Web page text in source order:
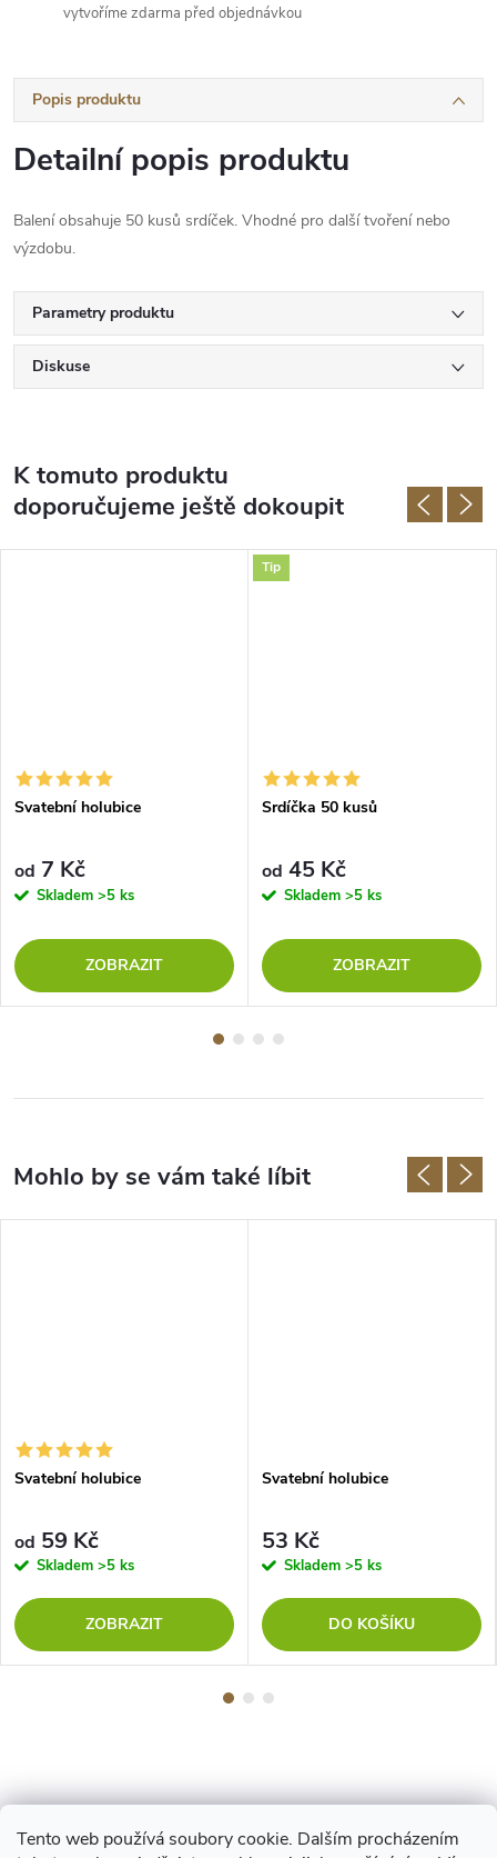
Tento web používá soubory cookie. Dalším procházením
vytvoříme zdarma před objednávkou
Popis produktu
Detailní popis produktu
Balení obsahuje 50 kusů srdíček. Vhodné pro další tvoření nebo
výzdobu.
Parametry produktu
Diskuse
K tomuto produktu
doporučujeme ještě dokoupit
Svatební holubice
od 7 Kč
Skladem >5 ks
ZOBRAZIT
Tip
Srdíčka 50 kusů
od 45 Kč
Skladem >5 ks
ZOBRAZIT
Svatební holubice
od 59 Kč
Skladem >5 ks
ZOBRAZIT
Svatební holubice
53 Kč
Skladem >5 ks
DO KOŠÍKU